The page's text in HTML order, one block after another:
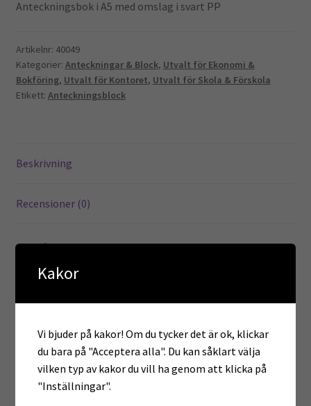
Kassa
Integritetspolicy
Anteckningsbok i A5 med omslag i svart PP
Artikelnr: 40049
Kategorier: Anteckningar & Block, Utvalt för Ekonomi &
Bokföring, Utvalt för Kontoret, Utvalt för Skola & Förskola
Etikett: Anteckningsblock
Beskrivning
Recensioner (0)
Beskrivning
bindning, 70 linjerade blad, 70g papper
Recensioner
Det finns inga recensioner än.
Kakor
Vi bjuder på kakor! Om du tycker det är ok, klickar
du bara på "Acceptera alla". Du kan såklart välja
vilken typ av kakor du vill ha genom att klicka på
"Inställningar".